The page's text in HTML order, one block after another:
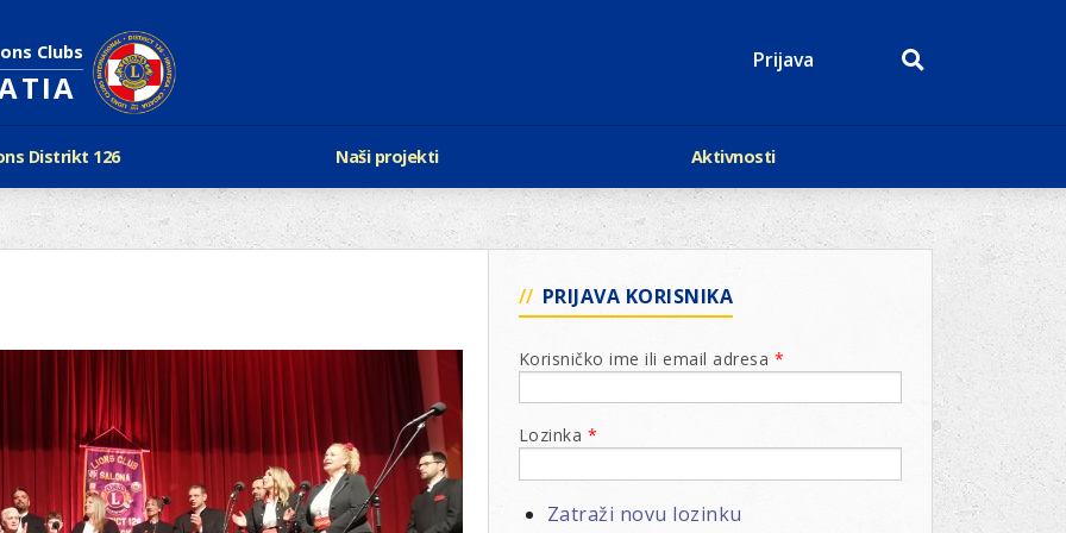
Clubs Prijava
Distrikt 126
Lionsa
i Leo klubovi
Aktualno rukovodstvo D-126
Podaci o D-126 i kontakt
126
Naši projekti
LCIF
Razmjena mladeži i kamp
Regata jedrima protiv droge
Lions QUEST
Lions vinograd dobrote
Projekti klubova
New Voices
Aktivnosti
Događaji
Kalendar
Lions Magazin
PRIJAVA KORISNIKA
Korisničko ime ili email adresa *
Lozinka *
Zatraži novu lozinku